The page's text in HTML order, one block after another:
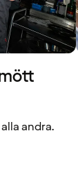
andra.